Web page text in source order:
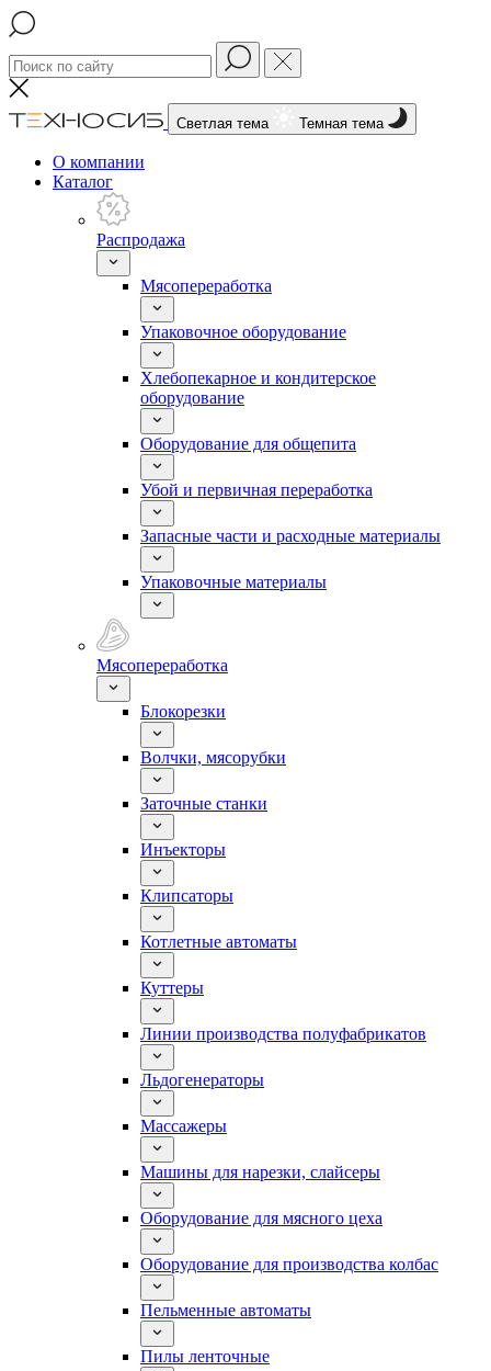
Светлая тема Темная тема
О компании
Каталог
Распродажа
Мясопереработка
Упаковочное оборудование
Хлебопекарное и кондитерское
оборудование
Оборудование для общепита
Убой и первичная переработка
Запасные части и расходные материалы
Упаковочные материалы
Мясопереработка
Блокорезки
Волчки, мясорубки
Заточные станки
Инъекторы
Клипсаторы
Котлетные автоматы
Куттеры
Линии производства полуфабрикатов
Льдогенераторы
Массажеры
Машины для нарезки, слайсеры
Оборудование для мясного цеха
Оборудование для производства колбас
Пельменные автоматы
Пилы ленточные